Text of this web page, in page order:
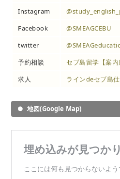
Instagram
Facebook
@SMEAGCEBU
twitter
予約相談
セブ島留学【案内
求人
ラインdeセブ島
地図(Google Map)